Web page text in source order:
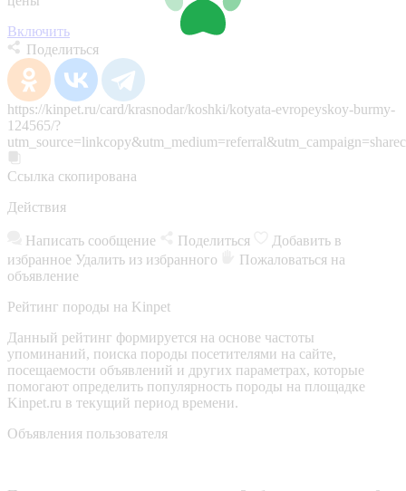
Включить
Поделиться
https://kinpet.ru/card/krasnodar/koshki/kotyata-evropeyskoy-burmy-
124565/?
Ссылка скопирована
Действия
Написать сообщение Поделиться
Добавить в
избранное Удалить из избранного
Пожаловаться на
объявление
Рейтинг породы на Kinpet
Данный рейтинг формируется на основе частоты
упоминаний, поиска породы посетителями на сайте,
посещаемости объявлений и других параметрах, которые
помогают определить популярность породы на площадке
Kinpet.ru в текущий период времени.
Объявления пользователя